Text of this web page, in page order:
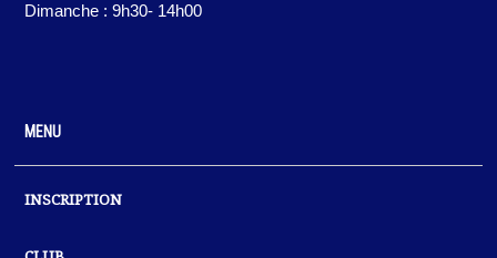
Dimanche : 9h30- 14h00
MENU
INSCRIPTION